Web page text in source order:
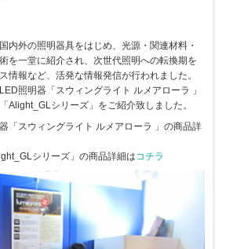
内外の照明器具をはじめ、光源・関連材料・
を一堂に紹介され、次世代照明への転換期を
情報など、活発な情報発信が行われました。
照明器「スウィングライト ルメアローラ 」
Alight_GLシリーズ」をご紹介致しました。
「スウィングライト ルメアローラ 」の商品詳
シリーズ」の商品詳細はコチラ